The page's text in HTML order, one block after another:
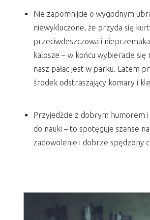
Nie zapomnijcie o wygodnym
niewykluczone, że przyda się
przeciwdeszczowa i
kalosze – w końcu wybieracie się
nasz pałac jest w parku. Latem
środek odstraszający komary i
Przyjedźcie z dobrym humorem i
do nauki – to spotęguje szanse
zadowolenie i dobrze spędzony